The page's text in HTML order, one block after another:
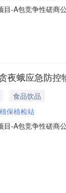
-A包竞争性磋
06月04日09:00
夜蛾应急防
食品饮品
保植检站
-A包竞争性磋
用竞争性磋商方